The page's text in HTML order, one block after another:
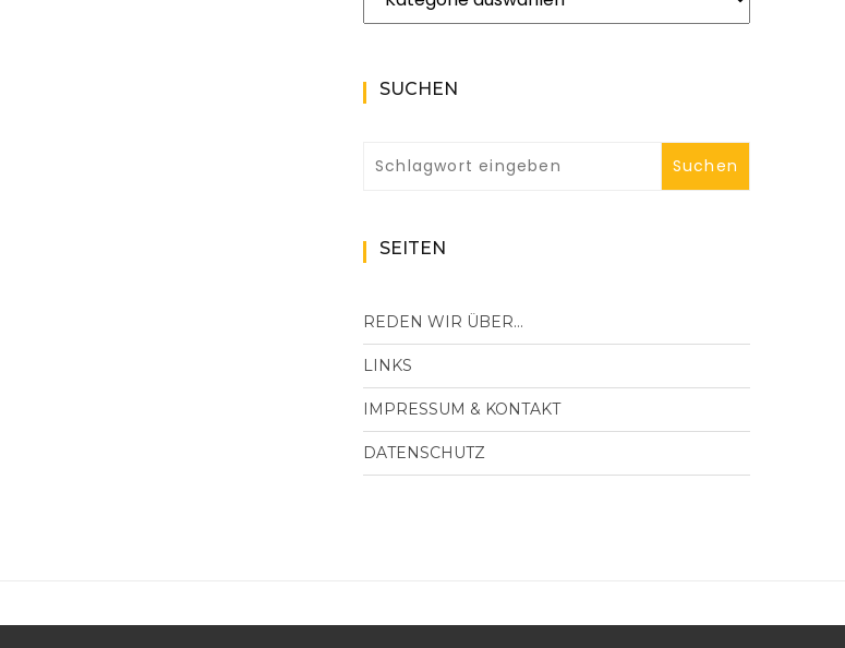
SUCHEN
SEITEN
REDEN WIR ÜBER…
LINKS
IMPRESSUM & KONTAKT
DATENSCHUTZ